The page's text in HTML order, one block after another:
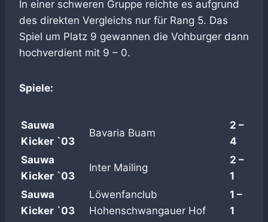
In einer schweren Gruppe reichte es aufgrund
des direkten Vergleichs nur für Rang 5. Das
Spiel um Platz 9 gewannen die Vohburger dann
hochverdient mit 9 – 0.
Spiele:
Sauwa
Kicker `03
Bavaria Buam
2 –
4
Sauwa
Kicker `03
Inter Mailing
2 –
1
Sauwa
Kicker `03
Löwenfanclub
Hohenschwangauer Hof
1 –
1